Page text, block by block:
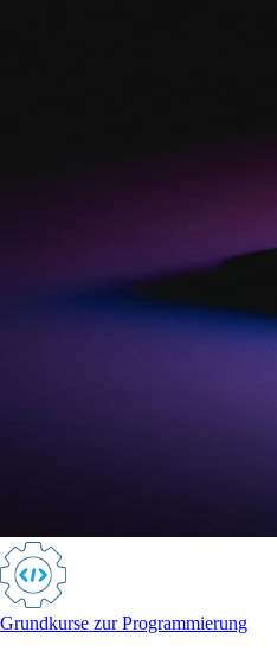
Grundkurse zur Programmierung